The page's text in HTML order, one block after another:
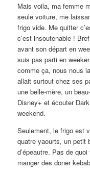
Mais voila, ma femme
seule voiture, me
frigo vide. Me quitter
c’est insoutenable !
avant son départ en
suis pas parti en
comme ça, nous nous
allait surtout chez ses
une belle-mère, un
Disney+ et écouter
weekend.
Seulement, le frigo est
quatre yaourts, un petit
d’épeautre. Pas de
manger des doner